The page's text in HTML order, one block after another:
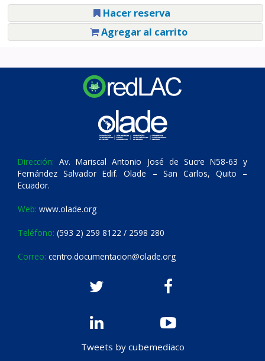
Hacer reserva
Agregar al carrito
Dirección: Av. Mariscal Antonio José de Sucre N58-63 y
Fernández Salvador Edif. Olade – San Carlos, Quito –
Ecuador.
Web: www.olade.org
Teléfono: (593 2) 259 8122 / 2598 280
Correo: centro.documentacion@olade.org
Tweets by cubemediaco